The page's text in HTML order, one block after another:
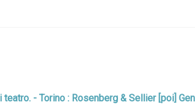
- Torino : Rosenberg & Sellier [poi]